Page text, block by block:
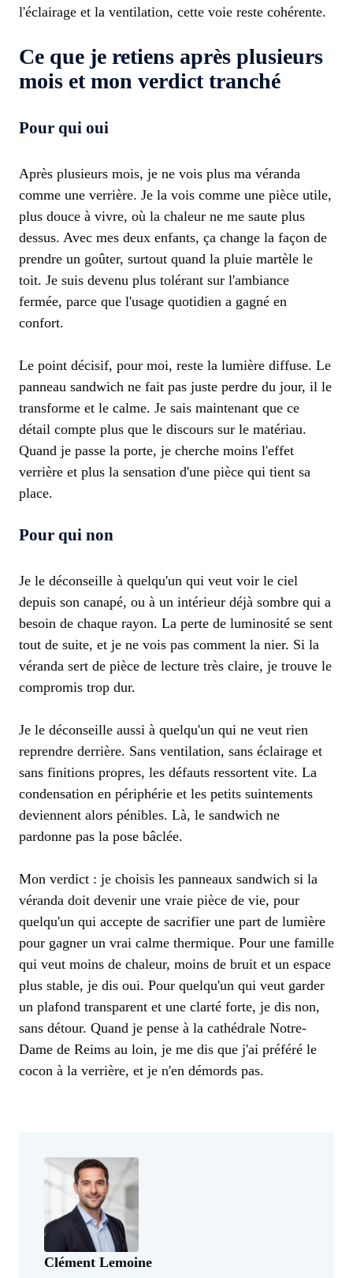
l'éclairage et la ventilation, cette voie reste cohérente.
Ce que je retiens après plusieurs
mois et mon verdict tranché
Pour qui oui
Après plusieurs mois, je ne vois plus ma véranda
comme une verrière. Je la vois comme une pièce utile,
plus douce à vivre, où la chaleur ne me saute plus
dessus. Avec mes deux enfants, ça change la façon de
prendre un goûter, surtout quand la pluie martèle le
toit. Je suis devenu plus tolérant sur l'ambiance
fermée, parce que l'usage quotidien a gagné en
confort.
Le point décisif, pour moi, reste la lumière diffuse. Le
panneau sandwich ne fait pas juste perdre du jour, il le
transforme et le calme. Je sais maintenant que ce
détail compte plus que le discours sur le matériau.
Quand je passe la porte, je cherche moins l'effet
verrière et plus la sensation d'une pièce qui tient sa
place.
Pour qui non
Je le déconseille à quelqu'un qui veut voir le ciel
depuis son canapé, ou à un intérieur déjà sombre qui a
besoin de chaque rayon. La perte de luminosité se sent
tout de suite, et je ne vois pas comment la nier. Si la
véranda sert de pièce de lecture très claire, je trouve le
compromis trop dur.
Je le déconseille aussi à quelqu'un qui ne veut rien
reprendre derrière. Sans ventilation, sans éclairage et
sans finitions propres, les défauts ressortent vite. La
condensation en périphérie et les petits suintements
deviennent alors pénibles. Là, le sandwich ne
pardonne pas la pose bâclée.
Mon verdict : je choisis les panneaux sandwich si la
véranda doit devenir une vraie pièce de vie, pour
quelqu'un qui accepte de sacrifier une part de lumière
pour gagner un vrai calme thermique. Pour une famille
qui veut moins de chaleur, moins de bruit et un espace
plus stable, je dis oui. Pour quelqu'un qui veut garder
un plafond transparent et une clarté forte, je dis non,
sans détour. Quand je pense à la cathédrale Notre-
Dame de Reims au loin, je me dis que j'ai préféré le
cocon à la verrière, et je n'en démords pas.
Clément Lemoine